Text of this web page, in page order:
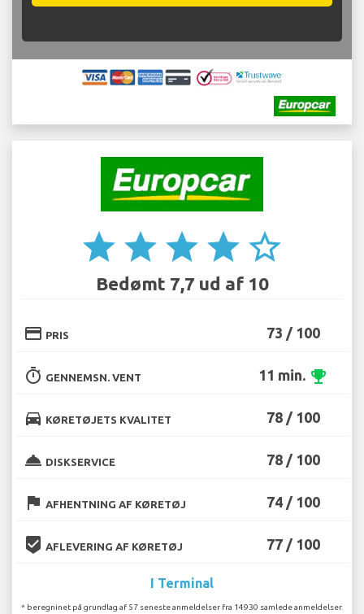
star star star star star_border
Bedømt 7,7 ud af 10
credit_card PRIS 73 / 100
timer GENNEMSN. VENT 11 min. emoji_events
directions_car KØRETØJETS KVALITET 78 / 100
room_service DISKSERVICE 78 / 100
flag AFHENTNING AF KØRETØJ 74 / 100
beenhere AFLEVERING AF KØRETØJ 77 / 100
I Terminal
* beregninet på grundlag af 57 seneste anmeldelser fra 14930 samlede anmeldelser.